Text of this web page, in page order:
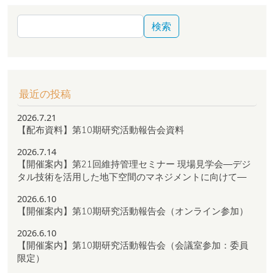
検索
最近の投稿
2026.7.21
【配布資料】第10期研究活動報告会資料
2026.7.14
【開催案内】第21回維持管理セミナー 現場見学会―デジ
タル技術を活用した地下空間のマネジメントに向けて―
2026.6.10
【開催案内】第10期研究活動報告会（オンライン参加）
2026.6.10
【開催案内】第10期研究活動報告会（会議室参加：委員
限定）